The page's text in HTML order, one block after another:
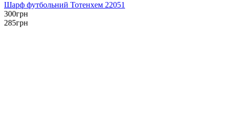
Шарф футбольний Тотенхем 22051
300грн
285грн